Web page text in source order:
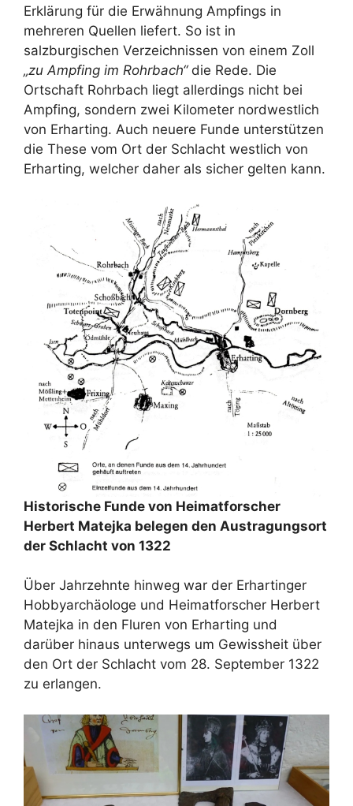
Erklärung für die Erwähnung Ampfings in
mehreren Quellen liefert. So ist in
salzburgischen Verzeichnissen von einem Zoll
„zu Ampfing im Rohrbach“die Rede. Die
Ortschaft Rohrbach liegt allerdings nicht bei
Ampfing, sondern zwei Kilometer nordwestlich
von Erharting. Auch neuere Funde unterstützen
die These vom Ort der Schlacht westlich von
Erharting, welcher daher als sicher gelten kann.
Historische Funde von Heimatforscher
Herbert Matejka belegen den Austragungsort
der Schlacht von 1322
Über Jahrzehnte hinweg war der Erhartinger
Hobbyarchäologe und Heimatforscher Herbert
Matejka in den Fluren von Erharting und
darüber hinaus unterwegs um Gewissheit über
den Ort der Schlacht vom 28. September 1322
zu erlangen.